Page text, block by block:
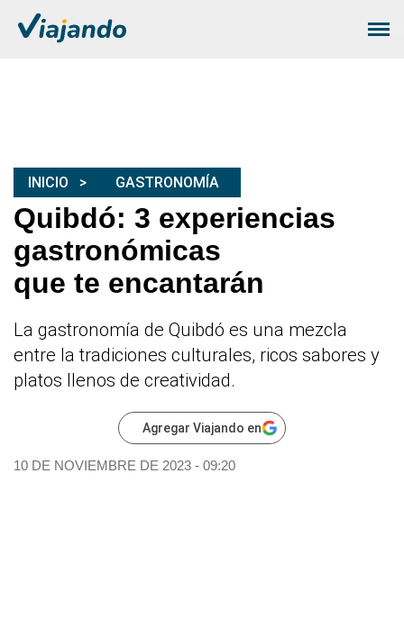
INICIO GASTRONOMÍA
Quibdó: 3 experiencias
gastronómicas
que te encantarán
La gastronomía de Quibdó es una mezcla
entre la tradiciones culturales, ricos sabores y
platos llenos de creatividad.
Agregar Viajando en
10 DE NOVIEMBRE DE 2023 - 09:20